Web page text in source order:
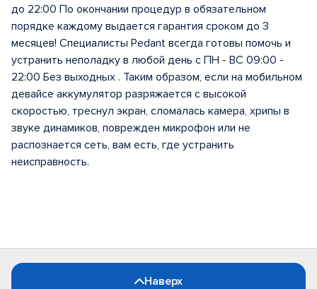
до 22:00 По окончании процедур в обязательном
порядке каждому выдается гарантия сроком до 3
месяцев! Специалисты Pedant всегда готовы помочь и
устранить неполадку в любой день с ПН - ВС 09:00 -
22:00 Без выходных . Таким образом, если на мобильном
девайсе аккумулятор разряжается с высокой
скоростью, треснул экран, сломалась камера, хрипы в
звуке динамиков, поврежден микрофон или не
распознается сеть, вам есть, где устранить
неисправность.
Наверх